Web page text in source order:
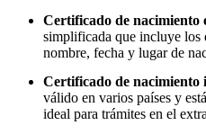
Certificado de nacimiento
simplificada que incluye los
nombre, fecha y lugar de
Certificado de
válido en varios países y
ideal para trámites en el